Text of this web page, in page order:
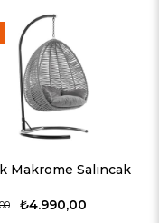
Makrome Salıncak
₺4.990,00